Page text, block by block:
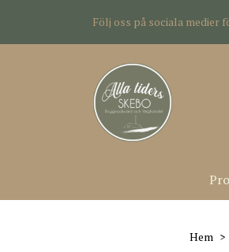
Följ oss på sociala medier
Hem